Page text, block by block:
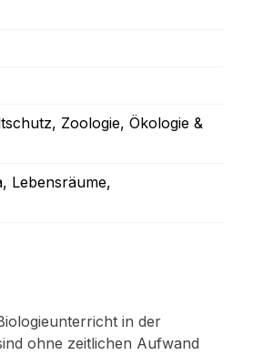
, Zoologie, Ökologie &
, Lebensräume,
in der
ohne zeitlichen Aufwand